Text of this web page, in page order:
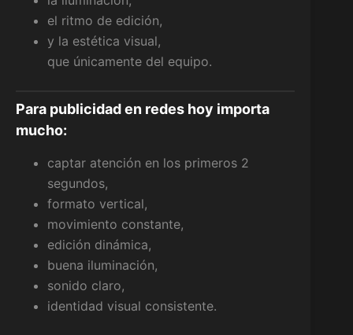
el ritmo de edición,
y la estética visual,
que únicamente del equipo.
Para publicidad en redes hoy importa
mucho:
captar atención en los primeros 2
segundos,
formato vertical,
movimiento constante,
edición dinámica,
buena iluminación,
sonido claro,
identidad visual consistente.